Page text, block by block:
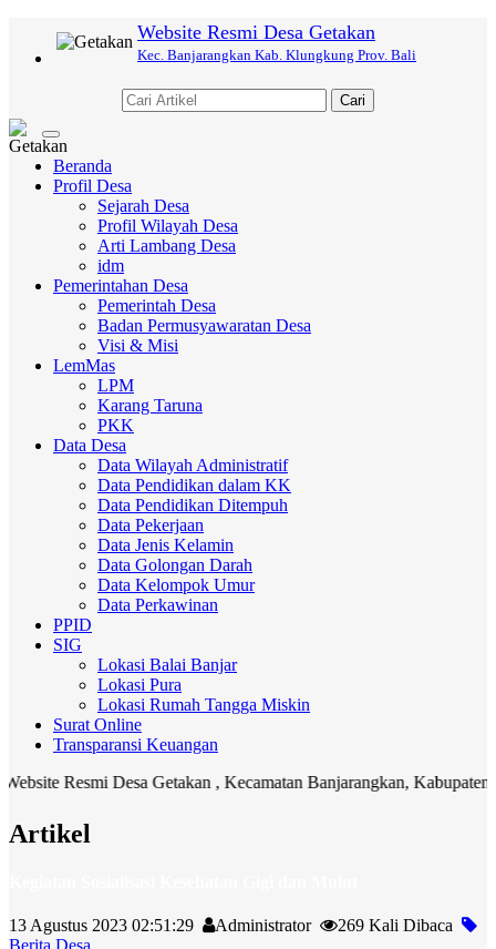
Website Resmi Desa Getakan
Kec. Banjarangkan Kab. Klungkung Prov. Bali
Cari
Toggle
navigation
Beranda
Profil Desa
Sejarah Desa
Profil Wilayah Desa
Arti Lambang Desa
idm
Pemerintahan Desa
Pemerintah Desa
Badan Permusyawaratan Desa
Visi & Misi
LemMas
LPM
Karang Taruna
PKK
Data Desa
Data Wilayah Administratif
Data Pendidikan dalam KK
Data Pendidikan Ditempuh
Data Pekerjaan
Data Jenis Kelamin
Data Golongan Darah
Data Kelompok Umur
Data Perkawinan
PPID
SIG
Lokasi Balai Banjar
Lokasi Pura
Lokasi Rumah Tangga Miskin
Surat Online
Transparansi Keuangan
Resmi Desa Getakan , Kecamatan Banjarangkan, Kabupaten
Artikel
13 Agustus 2023 02:51:29 Administrator
269 Kali Dibaca